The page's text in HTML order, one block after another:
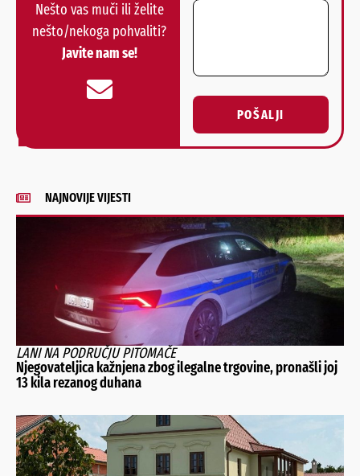
Nešto vas muči ili želite
nešto/nekoga pohvaliti?
Javite nam se!
POŠALJI
Alternative:
NAJNOVIJE VIJESTI
LANI NA PODRUČJU PITOMAČE
Njegovateljica kažnjena zbog ilegalne trgovine, pronašli joj
13 kila rezanog duhana